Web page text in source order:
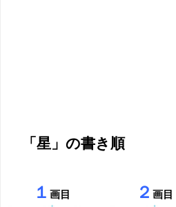
「星」の書き順
１画目 ２ 画目